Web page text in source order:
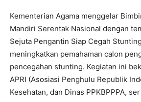
Kementerian Agama menggelar
Mandiri Serentak Nasional dengan
Sejuta Pengantin Siap Cegah
meningkatkan pemahaman calon
pencegahan stunting. Kegiatan ini
APRI (Asosiasi Penghulu Republik
Kesehatan, dan Dinas PPKBPPPA,